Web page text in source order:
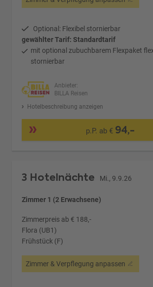
Optional: Flexibel stornierbar
gewählter Tarif: Standardtarif
mit optional zubuchbarem Flexpaket
stornierbar
Anbieter:
BILLA Reisen
Hotelbeschreibung anzeigen
p.P. ab € 94,-
3 Hotelnächte Mi., 9.9.26
Zimmer 1 (2 Erwachsene)
Zimmerpreis ab € 188,-
Flora (UB1)
Frühstück (F)
Zimmer & Verpflegung anpassen